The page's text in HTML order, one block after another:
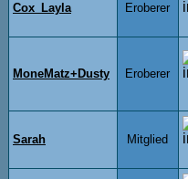
Cox_Layla Eroberer
MoneMatz+Dusty Eroberer
Sarah Mitglied